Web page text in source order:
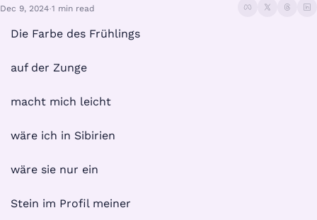
Dec 9, 2024•1 min read
Die Farbe des Frühlings
auf der Zunge
macht mich leicht
wäre ich in Sibirien
wäre sie nur ein
Stein im Profil meiner